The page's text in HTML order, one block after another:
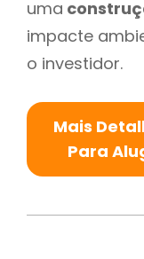
uma
impacte
o investidor.
Mais
Para